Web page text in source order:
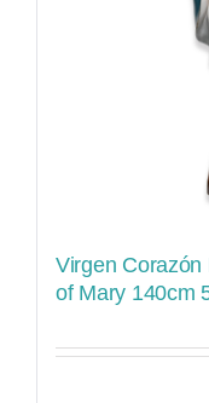
Virgen
of Mary 140cm